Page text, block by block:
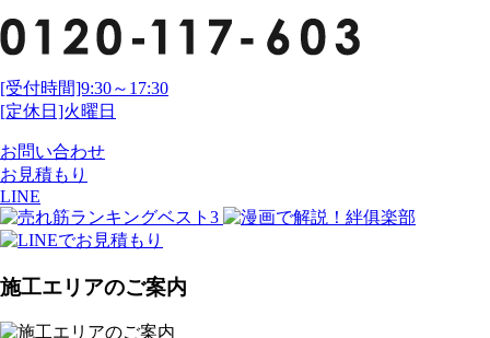
[受付時間]9:30～17:30
[定休日]火曜日
お問い合わせ
お見積もり
LINE
施工エリアのご案内